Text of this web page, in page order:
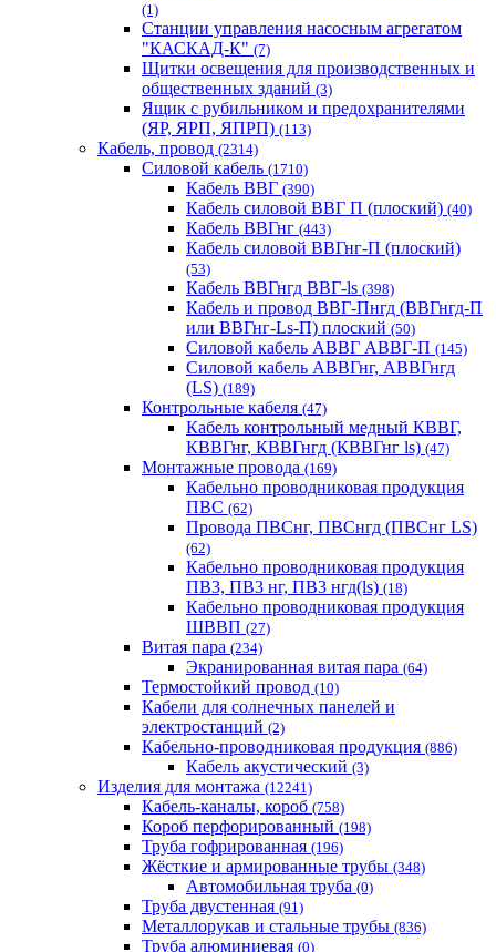
(1)
Станции управления насосным агрегатом
"КАСКАД-К" (7)
Щитки освещения для производственных и
общественных зданий (3)
Ящик с рубильником и предохранителями
(ЯР, ЯРП, ЯПРП) (113)
Кабель, провод (2314)
Силовой кабель (1710)
Кабель ВВГ (390)
Кабель силовой ВВГ П (плоский) (40)
Кабель ВВГнг (443)
Кабель силовой ВВГнг-П (плоский)
(53)
Кабель ВВГнгд ВВГ-ls (398)
Кабель и провод ВВГ-Пнгд (ВВГнгд-П
или ВВГнг-Ls-П) плоский (50)
Силовой кабель АВВГ АВВГ-П (145)
Силовой кабель АВВГнг, АВВГнгд
(LS) (189)
Контрольные кабеля (47)
Кабель контрольный медный КВВГ,
КВВГнг, КВВГнгд (КВВГнг ls) (47)
Монтажные провода (169)
Кабельно проводниковая продукция
ПВС (62)
Провода ПВСнг, ПВСнгд (ПВСнг LS)
(62)
Кабельно проводниковая продукция
ПВ3, ПВ3 нг, ПВ3 нгд(ls) (18)
Кабельно проводниковая продукция
ШВВП (27)
Витая пара (234)
Экранированная витая пара (64)
Термостойкий провод (10)
Кабели для солнечных панелей и
электростанций (2)
Кабельно-проводниковая продукция (886)
Кабель акустический (3)
Изделия для монтажа (12241)
Кабель-каналы, короб (758)
Короб перфорированный (198)
Труба гофрированная (196)
Жёсткие и армированные трубы (348)
Автомобильная труба (0)
Труба двустенная (91)
Металлорукав и стальные трубы (836)
Труба алюминиевая (0)